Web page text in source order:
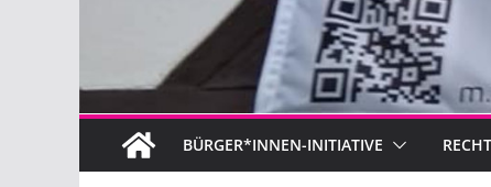
BÜRGER*INNEN-INITIATIVE